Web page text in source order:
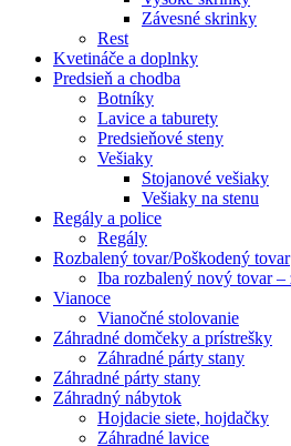
Závesné skrinky
Rest
Kvetináče a doplnky
Predsieň a chodba
Botníky
Lavice a taburety
Predsieňové steny
Vešiaky
Stojanové vešiaky
Vešiaky na stenu
Regály a police
Regály
Rozbalený tovar/Poškodený tovar
Iba rozbalený nový tovar
Vianoce
Vianočné stolovanie
Záhradné domčeky a prístrešky
Záhradné párty stany
Záhradné párty stany
Záhradný nábytok
Hojdacie siete, hojdačky
Záhradné lavice